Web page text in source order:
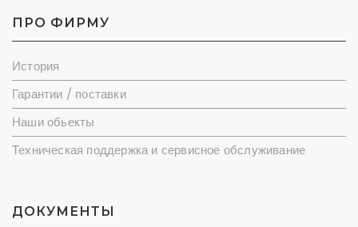
ПРО ФИРМУ
История
Гарантии / поставки
Наши обьекты
Техническая поддержка и сервисное обслуживание
ДОКУМЕНТЫ